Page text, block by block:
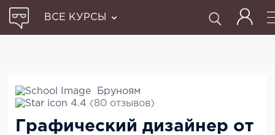
ВСЕ КУРСЫ
Бруноям
4.4 (80 отзывов)
Графический дизайнер от